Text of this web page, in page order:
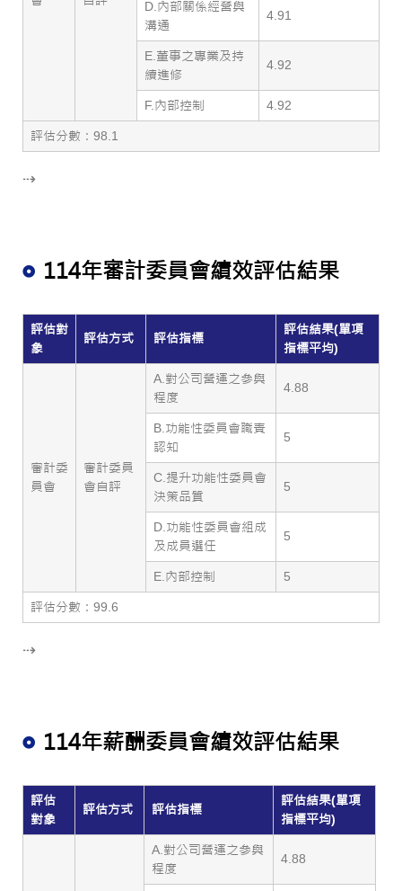
D.內部關係經營與
溝通
4.91
E.董事之專業及持
續進修
4.92
F.內部控制 4.92
評估分數：98.1
⇢
114年審計委員會績效評估結果
評估對
象
評估方式 評估指標
評估結果(單項
指標平均)
審計委
員會
審計委員
會自評
A.對公司營運之參與
程度
4.88
B.功能性委員會職責
認知
5
C.提升功能性委員會
決策品質
5
D.功能性委員會組成
及成員選任
5
E.內部控制 5
評估分數：99.6
⇢
114年薪酬委員會績效評估結果
評估
對象
評估方式 評估指標
評估結果(單項
指標平均)
A.對公司營運之參與
程度
4.88